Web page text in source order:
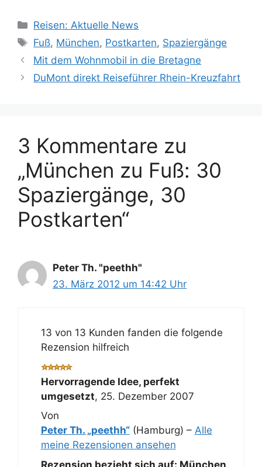
Kategorien
Reisen: Aktuelle News
Schlagwörter
Fuß, München, Postkarten, Spaziergänge
Mit dem Wohnmobil in die Bretagne
DuMont direkt Reiseführer Rhein-Kreuzfahrt
3 Kommentare zu
„München zu Fuß: 30
Spaziergänge, 30
Postkarten“
Peter Th. "peethh"
23. März 2012 um 14:42 Uhr
13 von 13 Kunden fanden die folgende
Rezension hilfreich
Hervorragende Idee, perfekt
umgesetzt, 25. Dezember 2007
Von
Peter Th. „peethh“(Hamburg) – Alle
meine Rezensionen ansehen
Rezension bezieht sich auf: München